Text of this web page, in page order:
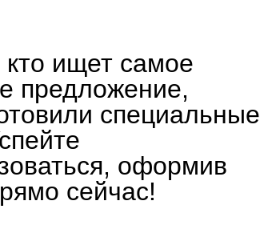
ищет самое
предложение,
специальные
оформив
сейчас!